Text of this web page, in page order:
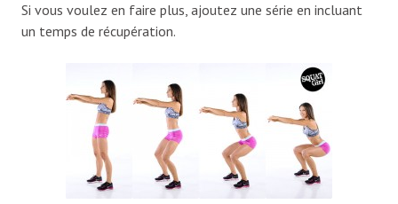
Si vous voulez en faire plus, ajoutez une série en incluant
un temps de récupération.